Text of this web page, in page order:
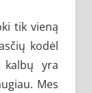
tik vieną
kodėl
yra
Mes